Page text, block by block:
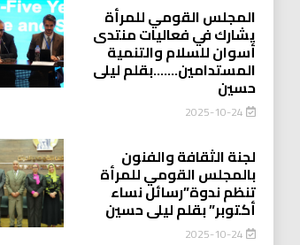
المجلس القومي للمرأة
يشارك في فعاليات منتدى
أسوان للسلام والتنمية
المستدامين…….بقلم ليلى
حسين
2025-10-24
لجنة الثقافة والفنون
بالمجلس القومي للمرأة
تنظم ندوة”رسائل نساء
أكتوبر” بقلم ليلى حسين
2025-10-24